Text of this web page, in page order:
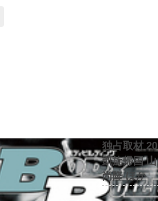
独占取材
凱旋帰国
尚隆 ほか